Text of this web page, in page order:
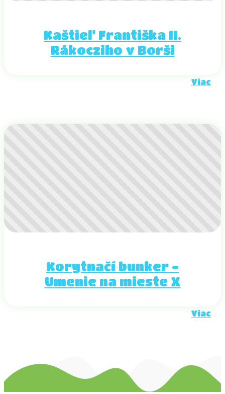
Kaštieľ Františka II.
Rákocziho v Borši
Viac
Korytnačí bunker -
Umenie na mieste X
Viac